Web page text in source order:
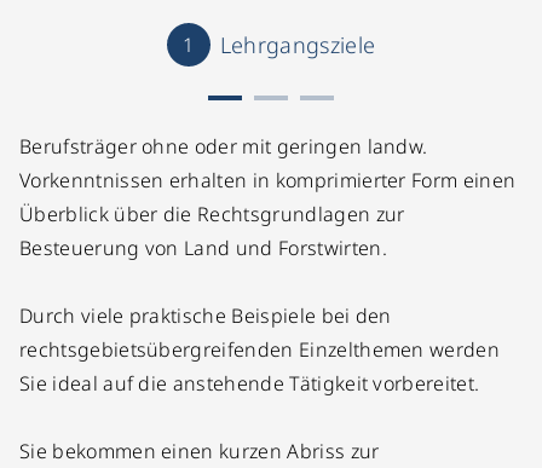
1 Lehrgangsziele
Berufsträger ohne oder mit geringen landw.
Vorkenntnissen erhalten in komprimierter Form einen
Überblick über die Rechtsgrundlagen zur
Besteuerung von Land und Forstwirten.
Durch viele praktische Beispiele bei den
rechtsgebietsübergreifenden Einzelthemen werden
Sie ideal auf die anstehende Tätigkeit vorbereitet.
Sie bekommen einen kurzen Abriss zur